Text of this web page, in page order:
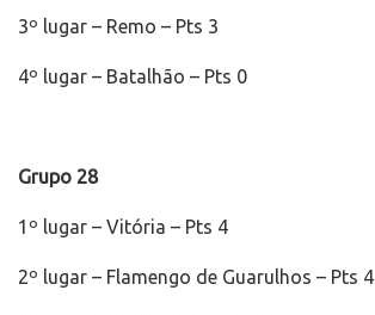
3º lugar – Remo – Pts 3
4º lugar – Batalhão – Pts 0
Grupo 28
1º lugar – Vitória – Pts 4
2º lugar – Flamengo de Guarulhos – Pts 4